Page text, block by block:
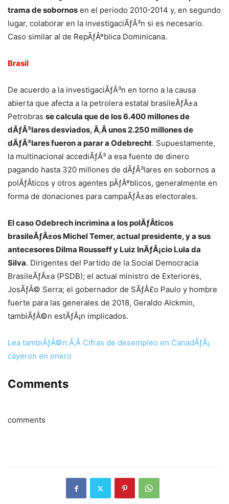
trama de sobornos en el periodo 2010-2014 y, en segundo
lugar, colaborar en la investigaciÃƒÂ³n si es necesario.
Caso similar al de RepÃƒÂºblica Dominicana.
Brasil
De acuerdo a la investigaciÃƒÂ³n en torno a la causa
abierta que afecta a la petrolera estatal brasileÃƒÂ±a
Petrobras se calcula que de los 6.400 millones de
dÃƒÂ³lares desviados, Ã‚Â unos 2.250 millones de
dÃƒÂ³lares fueron a parar a Odebrecht. Supuestamente,
la multinacional accediÃƒÂ³ a esa fuente de dinero
pagando hasta 320 millones de dÃƒÂ³lares en sobornos a
polÃƒÂ­ticos y otros agentes pÃƒÂºblicos, generalmente en
forma de donaciones para campaÃƒÂ±as electorales.
El caso Odebrech incrimina a los polÃƒÂ­ticos
brasileÃƒÂ±os Michel Temer, actual presidente, y a sus
antecesores Dilma Rousseff y Luiz InÃƒÂ¡cio Lula da
Silva. Dirigentes del Partido de la Social Democracia
BrasileÃƒÂ±a (PSDB); el actual ministro de Exteriores,
JosÃƒÂ© Serra; el gobernador de SÃƒÂ£o Paulo y hombre
fuerte para las generales de 2018, Geraldo Alckmin,
tambiÃƒÂ©n estÃƒÂ¡n implicados.
Lea tambiÃƒÂ©n:Ã‚Â Cifras de desempleo en CanadÃƒÂ¡
cayeron en enero
Comments
comments